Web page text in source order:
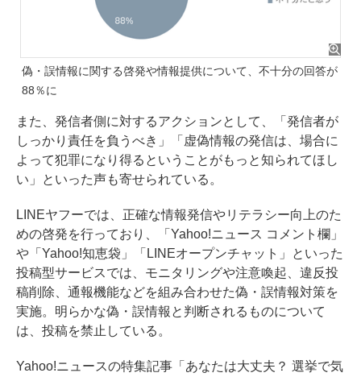
偽・誤情報に関する啓発や情報提供について、不十分の回答が
88％に
また、発信者側に対するアクションとして、「発信者が
しっかり責任を負うべき」「虚偽情報の発信は、場合に
よって犯罪になり得るということがもっと知られてほし
い」といった声も寄せられている。
LINEヤフーでは、正確な情報発信やリテラシー向上のた
めの啓発を行っており、「Yahoo!ニュース コメント欄」
や「Yahoo!知恵袋」「LINEオープンチャット」といった
投稿型サービスでは、モニタリングや注意喚起、違反投
稿削除、通報機能などを組み合わせた偽・誤情報対策を
実施。明らかな偽・誤情報と判断されるものについて
は、投稿を禁止している。
Yahoo!ニュースの特集記事「あなたは大丈夫？ 選挙で気